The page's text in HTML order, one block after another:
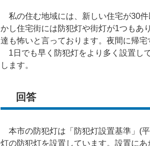
私の住む地域には、新しい住宅が30
かし住宅街には防犯灯や街灯が1つもあ
達も怖いと言っております。夜間に帰宅
1日でも早く防犯灯をより多く設置し
します。
回答
本市の防犯灯は「防犯灯設置基準」(
灯の防犯灯を設置しています。設置に